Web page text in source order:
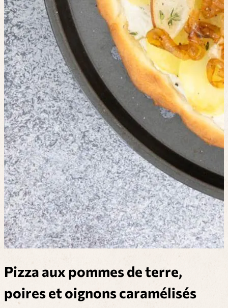
Pizza aux pommes de terre,
poires et oignons caramélisés